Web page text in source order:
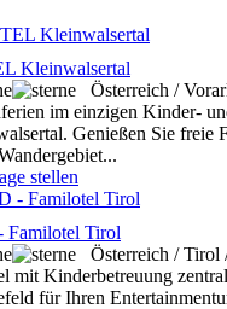
Kleinwalsertal
Österreich /
im einzigen Kinder-
Genießen Sie freie
stellen
Tirol
Österreich / Tirol
mit Kinderbetreuung
für Ihren